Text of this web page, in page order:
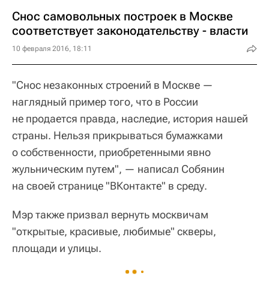
Снос самовольных построек в Москве
соответствует законодательству - власти
10 февраля 2016, 18:11
"Снос незаконных строений в Москве —
наглядный пример того, что в России
не продается правда, наследие, история нашей
страны. Нельзя прикрываться бумажками
о собственности, приобретенными явно
жульническим путем", — написал Собянин
на своей странице "ВКонтакте" в среду.
Мэр также призвал вернуть москвичам
"открытые, красивые, любимые" скверы,
площади и улицы.